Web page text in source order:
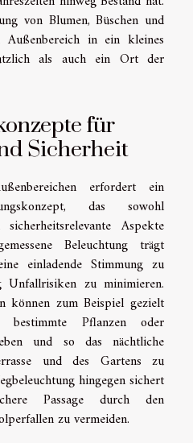
von Blumen, Büschen und
Außenbereich in ein kleines
als auch ein Ort der
für
Sicherheit
erfordert ein
das sowohl
Aspekte
Beleuchtung trägt
einladende Stimmung zu
Unfallrisiken zu minimieren.
können zum Beispiel gezielt
bestimmte Pflanzen oder
und so das nächtliche
und des Gartens zu
hingegen sichert
Passage durch den
zu vermeiden.